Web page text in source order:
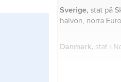
1718, då Sverige
upprätthöll en
Europa.
Sverige, stat på
halvön, norra
Danmark, stat i